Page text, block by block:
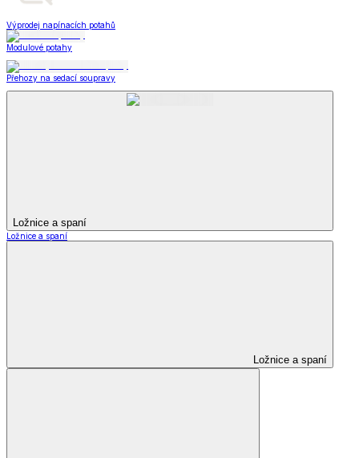
Výprodej napínacích potahů
Modulové potahy
Přehozy na sedací soupravy
Ložnice a spaní
Ložnice a spaní
Ložnice a spaní